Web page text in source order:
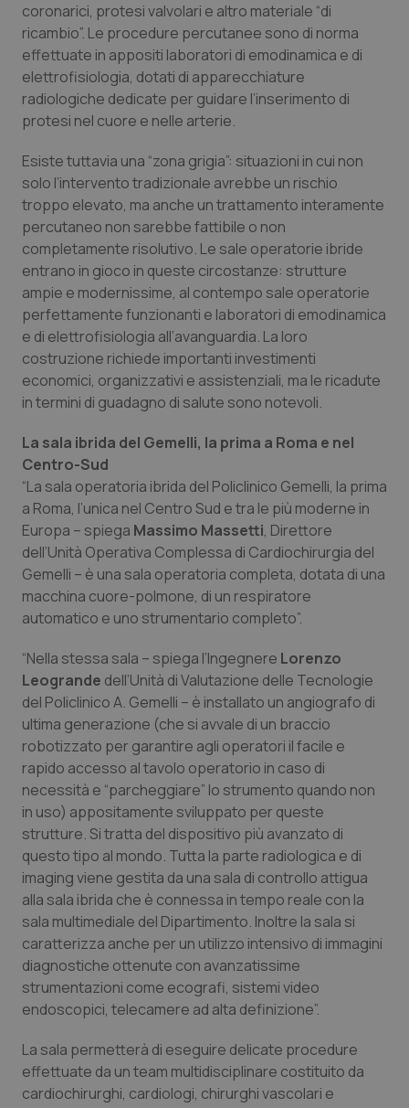
Psoriasi & pelle
Quotidiano Cardiologia
Quotidiano Chirurgia
Quotidiano Oncologia
Quotidiano Pediatria
Rene & patologie urogenitali
Salute orale & impianti
Sangue & coagulazione
Tiroide
Tumore al seno
Tumore ovarico
Tumori del Polmone & Testa Collo
Tumori gastrointestinali
Vaccini
coronarici, protesi valvolari e altro materiale “di
ricambio”. Le procedure percutanee sono di norma
effettuate in appositi laboratori di emodinamica e di
elettrofisiologia, dotati di apparecchiature
radiologiche dedicate per guidare l’inserimento di
protesi nel cuore e nelle arterie.
Esiste tuttavia una “zona grigia”: situazioni in cui non
solo l’intervento tradizionale avrebbe un rischio
troppo elevato, ma anche un trattamento interamente
percutaneo non sarebbe fattibile o non
completamente risolutivo. Le sale operatorie ibride
entrano in gioco in queste circostanze: strutture
ampie e modernissime, al contempo sale operatorie
perfettamente funzionanti e laboratori di emodinamica
e di elettrofisiologia all’avanguardia. La loro
costruzione richiede importanti investimenti
economici, organizzativi e assistenziali, ma le ricadute
in termini di guadagno di salute sono notevoli.
La sala ibrida del Gemelli, la prima a Roma e nel
Centro-Sud
“La sala operatoria ibrida del Policlinico Gemelli, la prima
a Roma, l’unica nel Centro Sud e tra le più moderne in
Europa – spiega Massimo Massetti, Direttore
dell’Unità Operativa Complessa di Cardiochirurgia del
Gemelli – è una sala operatoria completa, dotata di una
macchina cuore-polmone, di un respiratore
automatico e uno strumentario completo”.
“Nella stessa sala – spiega l’Ingegnere Lorenzo
Leogrande dell’Unità di Valutazione delle Tecnologie
del Policlinico A. Gemelli – è installato un angiografo di
ultima generazione (che si avvale di un braccio
robotizzato per garantire agli operatori il facile e
rapido accesso al tavolo operatorio in caso di
necessità e “parcheggiare” lo strumento quando non
in uso) appositamente sviluppato per queste
strutture. Si tratta del dispositivo più avanzato di
questo tipo al mondo. Tutta la parte radiologica e di
imaging viene gestita da una sala di controllo attigua
alla sala ibrida che è connessa in tempo reale con la
sala multimediale del Dipartimento. Inoltre la sala si
caratterizza anche per un utilizzo intensivo di immagini
diagnostiche ottenute con avanzatissime
strumentazioni come ecografi, sistemi video
endoscopici, telecamere ad alta definizione”.
La sala permetterà di eseguire delicate procedure
effettuate da un team multidisciplinare costituito da
cardiochirurghi, cardiologi, chirurghi vascolari e